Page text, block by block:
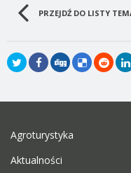
PRZEJDŹ DO LISTY
Agroturystyka
Aktualności